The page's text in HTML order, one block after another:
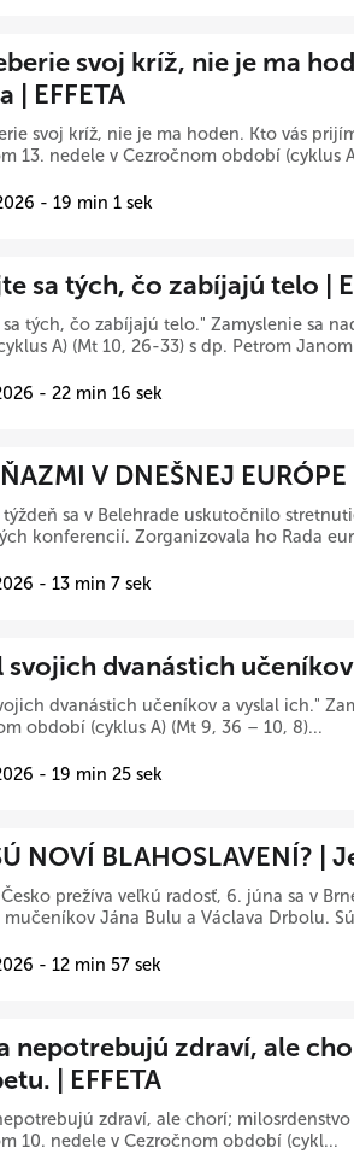
svoj kríž, nie je ma
| EFFETA
svoj kríž, nie je ma hoden. Kto vás
13. nedele v Cezročnom období (cyklus
- 19 min 1 sek
sa tých, čo zabíjajú telo |
tých, čo zabíjajú telo." Zamyslenie sa
A) (Mt 10, 26-33) s dp. Petrom
- 22 min 16 sek
V DNEŠNEJ
sa v Belehrade uskutočnilo
konferencií. Zorganizovala ho Rada
- 13 min 7 sek
dvanástich učeníkov
dvanástich učeníkov a vyslal ich."
období (cyklus A) (Mt 9, 36 – 10, 8)...
- 19 min 25 sek
NOVÍ BLAHOSLAVENÍ? |
prežíva veľkú radosť, 6. júna sa v
mučeníkov Jána Bulu a Václava Drbolu.
- 12 min 57 sek
nepotrebujú zdraví, ale
| EFFETA
zdraví, ale chorí;
10. nedele v Cezročnom období (cykl...